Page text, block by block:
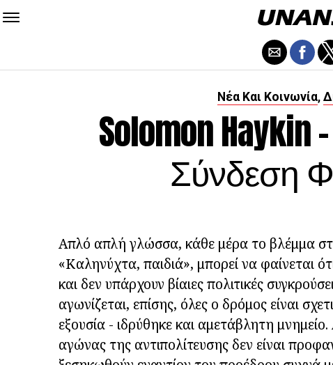
Νέα Και Κοινωνία,
Solomon Haykin
Σύνδεση
Απλό απλή γλώσσα, κάθε μέρα το βλέμμα
«Καληνύχτα, παιδιά», μπορεί να φαίνεται
και δεν υπάρχουν βίαιες πολιτικές
αγωνίζεται, επίσης, όλες ο δρόμος είναι
εξουσία - ιδρύθηκε και αμετάβλητη
αγώνας της αντιπολίτευσης δεν είναι